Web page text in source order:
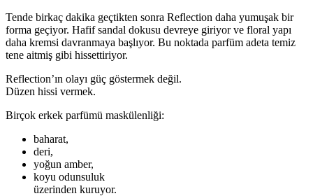
Tende birkaç dakika geçtikten sonra Reflection daha yumuşak bir
forma geçiyor. Hafif sandal dokusu devreye giriyor ve floral yapı
daha kremsi davranmaya başlıyor. Bu noktada parfüm adeta temiz
tene aitmiş gibi hissettiriyor.
Reflection’ın olayı güç göstermek değil.
Düzen hissi vermek.
Birçok erkek parfümü maskülenliği:
baharat,
deri,
yoğun amber,
koyu odunsuluk
üzerinden kuruyor.